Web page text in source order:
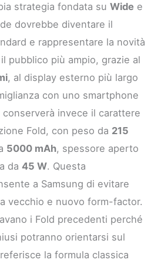
strategia fondata suWide e
dovrebbe diventare il
e rappresentare la novità
pubblico più ampio, grazie al
, al display esterno più largo
con uno smartphone
conserverà invece il carattere
Fold, con peso da 215
5000 mAh, spessore aperto
da45 W. Questa
a Samsung di evitare
vecchio e nuovo form-factor.
i Fold precedenti perché
potranno orientarsi sul
la formula classica